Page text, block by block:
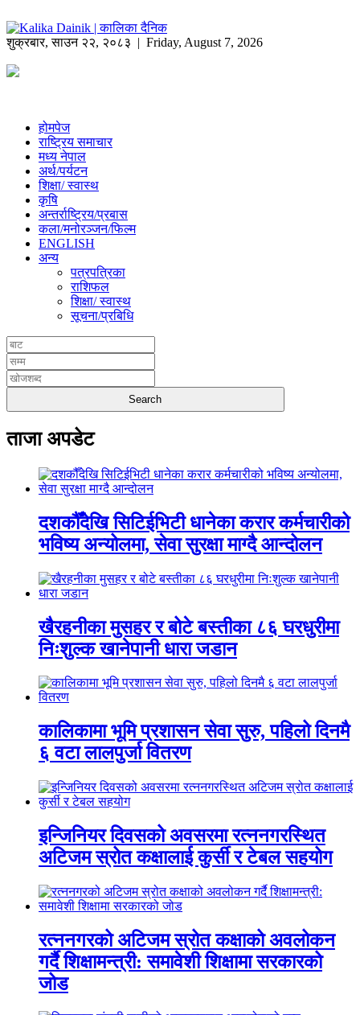
शुक्रबार,साउन २२, २०८३ | Friday, August 7, 2026
होमपेज
राष्ट्रिय समाचार
मध्य नेपाल
अर्थ/पर्यटन
शिक्षा/ स्वास्थ
कृषि
अन्तर्राष्ट्रिय/प्रबास
कला/मनोरञ्जन/फिल्म
ENGLISH
अन्य
पत्रपत्रिका
राशिफल
शिक्षा/ स्वास्थ
सूचना/प्रबिधि
ताजा अपडेट
दशकौँदेखि सिटिईभिटी धानेका करार कर्मचारीको
भविष्य अन्योलमा, सेवा सुरक्षा माग्दै आन्दोलन
खैरहनीका मुसहर र बोटे बस्तीका ८६ घरधुरीमा
निःशुल्क खानेपानी धारा जडान
कालिकामा भूमि प्रशासन सेवा सुरु, पहिलो दिनमै
६ वटा लालपुर्जा वितरण
इन्जिनियर दिवसको अवसरमा रत्ननगरस्थित
अटिजम स्रोत कक्षालाई कुर्सी र टेबल सहयोग
रत्ननगरको अटिजम स्रोत कक्षाको अवलोकन
गर्दै शिक्षामन्त्री: समावेशी शिक्षामा सरकारको
जोड